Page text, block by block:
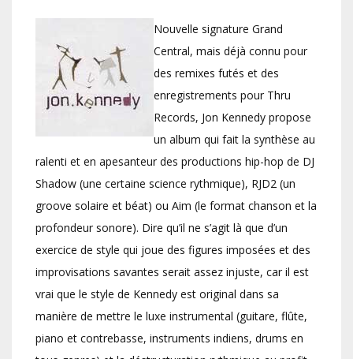
Nouvelle signature Grand
Central, mais déjà connu pour
des remixes futés et des
enregistrements pour Thru
Records, Jon Kennedy propose
un album qui fait la synthèse au
ralenti et en apesanteur des productions hip-hop de DJ
Shadow (une certaine science rythmique), RJD2 (un
groove solaire et béat) ou Aim (le format chanson et la
profondeur sonore). Dire qu’il ne s’agit là que d’un
exercice de style qui joue des figures imposées et des
improvisations savantes serait assez injuste, car il est
vrai que le style de Kennedy est original dans sa
manière de mettre le luxe instrumental (guitare, flûte,
piano et contrebasse, instruments indiens, drums en